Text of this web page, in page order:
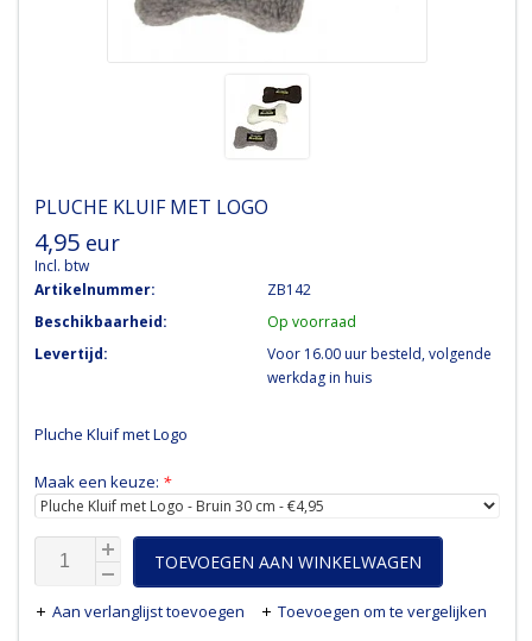
PLUCHE KLUIF MET LOGO
4,95 eur
Incl. btw
Artikelnummer:
ZB142
Beschikbaarheid:
Op voorraad
Levertijd:
Voor 16.00 uur besteld, volgende
werkdag in huis
Pluche Kluif met Logo
Maak een keuze: *
TOEVOEGEN AAN WINKELWAGEN
Aan verlanglijst toevoegen Toevoegen om te vergelijken